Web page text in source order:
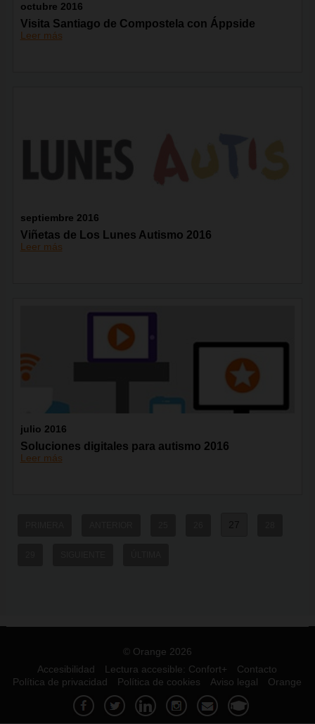
octubre 2016
Visita Santiago de Compostela con Áppside
Leer más
septiembre 2016
Viñetas de Los Lunes Autismo 2016
Leer más
julio 2016
Soluciones digitales para autismo 2016
Leer más
© Orange 2026
Accesibilidad
Lectura accesible: Confort+
Contacto
Política de privacidad
Política de cookies Aviso legal Orange